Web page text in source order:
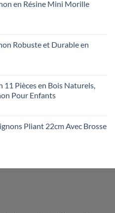
en Résine Mini Morille
Robuste et Durable en
11 Pièces en Bois Naturels,
Pour Enfants
Pliant 22cm Avec Brosse